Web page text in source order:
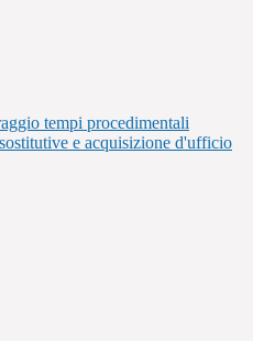
tempi procedimentali
e acquisizione d'ufficio